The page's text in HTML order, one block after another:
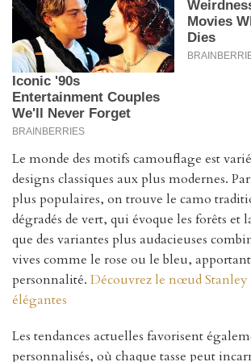
Le monde des motifs camouflage est
designs classiques aux plus modernes.
plus populaires, on trouve le camo
dégradés de vert, qui évoque les forêts et
que des variantes plus audacieuses
vives comme le rose ou le bleu,
personnalité. Découvrez le nœud Stanley
élégantes
Les tendances actuelles favorisent
personnalisés, où chaque tasse peut